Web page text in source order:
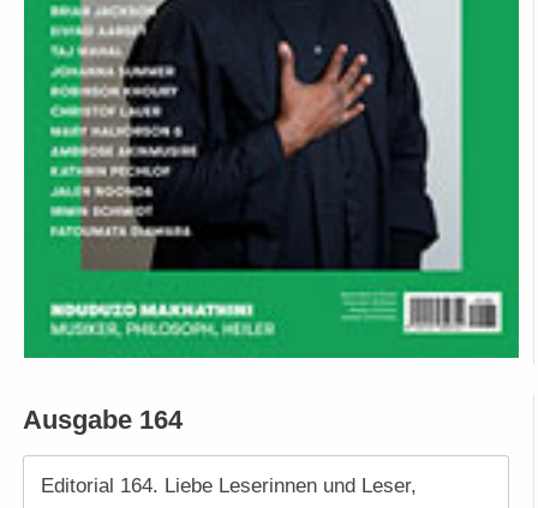
Ausgabe 164
Editorial 164. Liebe Leserinnen und Leser,